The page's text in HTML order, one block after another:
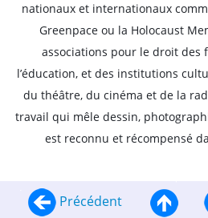
nationaux et internationaux
Greenpace ou la Holocaust
associations pour le droit des
l’éducation, et des institutions
du théâtre, du cinéma et de la
travail qui mêle dessin,
est reconnu et récompensé
Précédent